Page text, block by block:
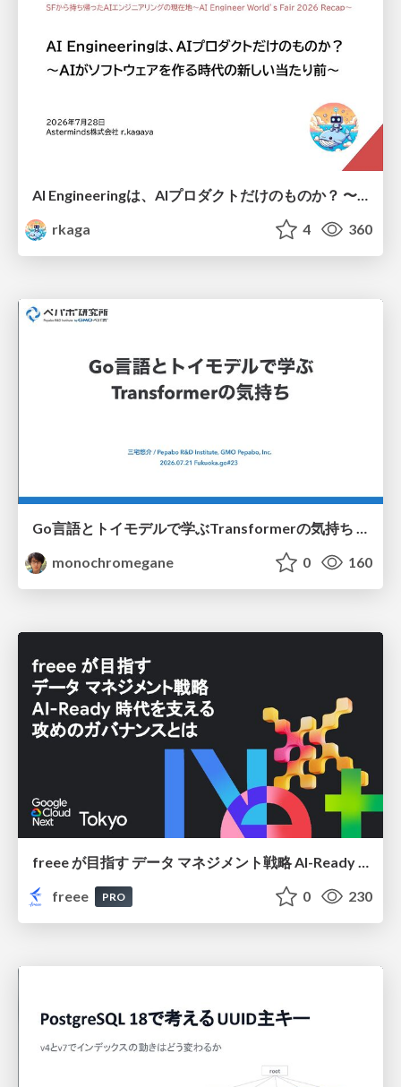
AI Engineeringは、AIプロダクトだけのものか？ 〜AIがソフトウェアを作る時代の新しい当たり前〜 / No AI in your product. AI Engineering in your development.
rkaga
4 360
Go言語とトイモデルで学ぶTransformerの気持ち / fukuokago23-transformer
monochromegane
0 160
freee
PRO 0 230